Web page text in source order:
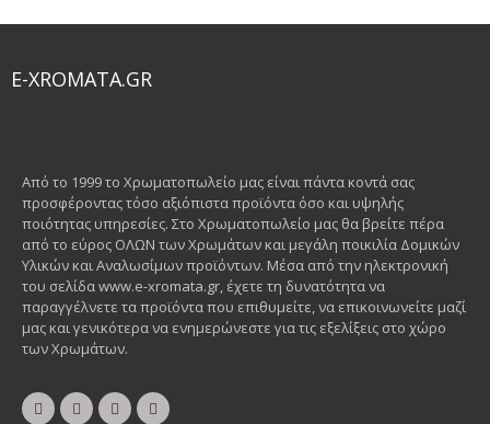
E-XROMATA.GR
Από το 1999 το Χρωματοπωλείο μας είναι πάντα κοντά σας
προσφέροντας τόσο αξιόπιστα προϊόντα όσο και υψηλής
ποιότητας υπηρεσίες. Στο Χρωματοπωλείο μας θα βρείτε πέρα
από το εύρος ΟΛΩΝ των Χρωμάτων και μεγάλη ποικιλία Δομικών
Υλικών και Αναλωσίμων προϊόντων. Μέσα από την ηλεκτρονική
του σελίδα www.e-xromata.gr, έχετε τη δυνατότητα να
παραγγέλνετε τα προϊόντα που επιθυμείτε, να επικοινωνείτε μαζί
μας και γενικότερα να ενημερώνεστε για τις εξελίξεις στο χώρο
των Χρωμάτων.